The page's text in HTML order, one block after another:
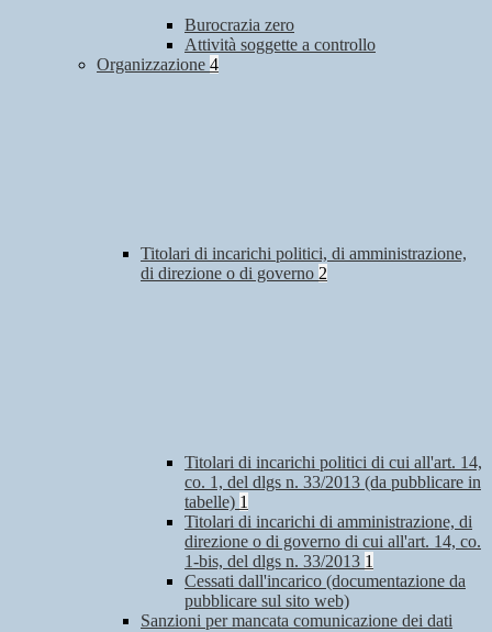
Burocrazia zero
Attività soggette a controllo
Organizzazione 4
Titolari di incarichi politici, di amministrazione,
di direzione o di governo 2
Titolari di incarichi politici di cui all'art. 14,
co. 1, del dlgs n. 33/2013 (da pubblicare in
tabelle) 1
Titolari di incarichi di amministrazione, di
direzione o di governo di cui all'art. 14, co.
1-bis, del dlgs n. 33/2013 1
Cessati dall'incarico (documentazione da
pubblicare sul sito web)
Sanzioni per mancata comunicazione dei dati